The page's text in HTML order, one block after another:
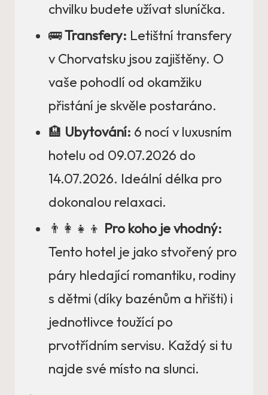
chvilku budete užívat sluníčka.
🚌Transfery: Letištní transfery
v Chorvatsku jsou zajištěny. O
vaše pohodlí od okamžiku
přistání je skvěle postaráno.
🏨 Ubytování: 6 nocí v luxusním
hotelu od 09.07.2026 do
14.07.2026. Ideální délka pro
dokonalou relaxaci.
👨‍👩‍👧‍👦 Pro koho je vhodný:
Tento hotel je jako stvořený pro
páry hledající romantiku, rodiny
s dětmi (díky bazénům a hřišti) i
jednotlivce toužící po
prvotřídním servisu. Každý si tu
najde své místo na slunci.